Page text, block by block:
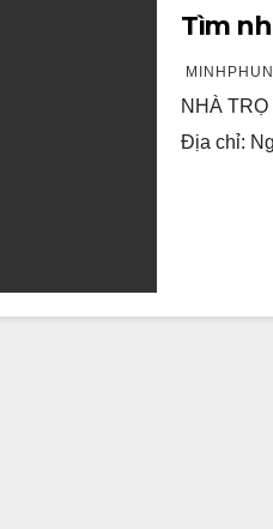
Tìm
NHÀ
Địa chỉ: